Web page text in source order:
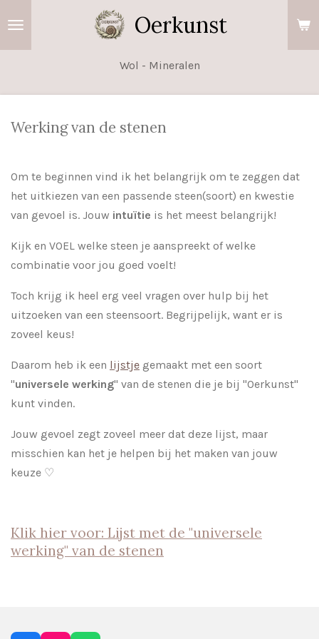
hoofdinhoud
Oerkunst
Wol - Mineralen
Werking van de stenen
Om te beginnen vind ik het belangrijk om te zeggen dat
het uitkiezen van een passende steen(soort) en kwestie
van gevoel is. Jouw intuïtie is het meest belangrijk!
Kijk en VOEL welke steen je aanspreekt of welke
combinatie voor jou goed voelt!
Toch krijg ik heel erg veel vragen over hulp bij het
uitzoeken van een steensoort. Begrijpelijk, want er is
zoveel keus!
Daarom heb ik een lijstje gemaakt met een soort
"universele werking" van de stenen die je bij "Oerkunst"
kunt vinden.
Jouw gevoel zegt zoveel meer dat deze lijst, maar
misschien kan het je helpen bij het maken van jouw
keuze ♡
Klik hier voor: Lijst met de "universele
werking" van de stenen